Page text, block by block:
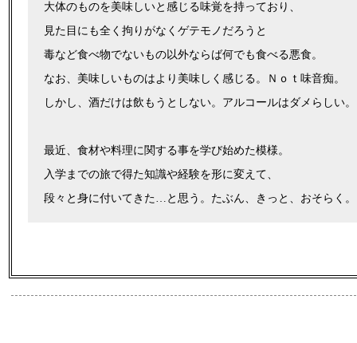
大体のものを美味しいと感じる味覚を持っており、
見た目にも全く拘りがなくゲテモノだろうと
毒など食べ物でないもの以外ならば何でも食べる悪食。
なお、美味しいものはより美味しく感じる。Ｎｏｔ味音痴。
しかし、酒だけは飲もうとしない。アルコールはダメらしい。
最近、食材や料理に関する事を学び始めた模様。
入学までの旅で得た知識や経験を形に変えて、
段々と身に付いてきた…と思う。たぶん、きっと、おそらく。